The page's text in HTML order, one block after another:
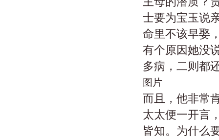
士要为宝玉说
命里不该早娶
有个原因她没
多病，二则都
图片
而且，他非常
太太便一开言
皆知。为什么